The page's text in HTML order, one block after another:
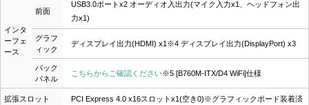
インタ
ーフェ
ース
前面
USB3.0ポートx2 オーディオ入出力(マイク入力x1、ヘッドフォン出
力x1)
グラフ
ィック
ディスプレイ出力(HDMI) x1 ※4 ディスプレイ出力(DisplayPort) x3
バック
パネル
こちらからご確認ください※5 [B760M-ITX/D4 WiFi]仕様
拡張スロット PCI Express 4.0 x16スロットx1(空き0)※グラフィックボード装着済